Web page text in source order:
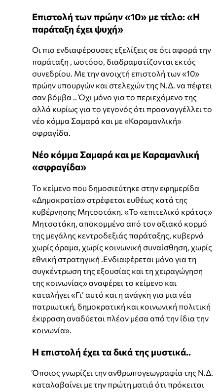
Επιστολή των πρώην «10» με τίτλο: «Η
παράταξη έχει ψυχή»
Οι πιο ενδιαφέρουσες εξελίξεις σε ότι αφορά την
παράταξη , ωστόσο, διαδραματίζονται εκτός
συνεδρίου. Με την ανοιχτή επιστολή των «10»
πρώην υπουργών και στελεχών της Ν.Δ. να πέφτει
σαν βόμβα .. Όχι μόνο για το περιεχόμενο της
αλλά κυρίως για το γεγονός ότι προαναγγέλλει το
νέο κόμμα Σαμαρά και με «Καραμανλική»
σφραγίδα.
Νέο κόμμα Σαμαρά και με Καραμανλική
«σφραγίδα»
Το κείμενο που δημοσιεύτηκε στην εφημερίδα
«Δημοκρατία» στρέφεται ευθέως κατά της
κυβέρνησης Μητσοτάκη. «Το «επιτελικό κράτος»
Μητσοτάκη, αποκομμένο από τον αξιακό κορμό
της μεγάλης κεντροδεξιάς παράταξης, κυβερνά
χωρίς όραμα, χωρίς κοινωνική συναίσθηση, χωρίς
εθνική στρατηγική .Ενδιαφέρεται μόνο για τη
συγκέντρωση της εξουσίας και τη χειραγώγηση
της κοινωνίας» αναφέρει το κείμενο και
καταλήγει «Γι’ αυτό και η ανάγκη για μια νέα
πατριωτική, δημοκρατική και κοινωνική πολιτική
έκφραση αναδύεται πλέον μέσα από την ίδια την
κοινωνία».
Η επιστολή έχει τα δικά της μυστικά..
Όποιος γνωρίζει την ανθρωπογεωγραφία της Ν.Δ.
καταλαβαίνει με την πρώτη ματιά ότι πρόκειται